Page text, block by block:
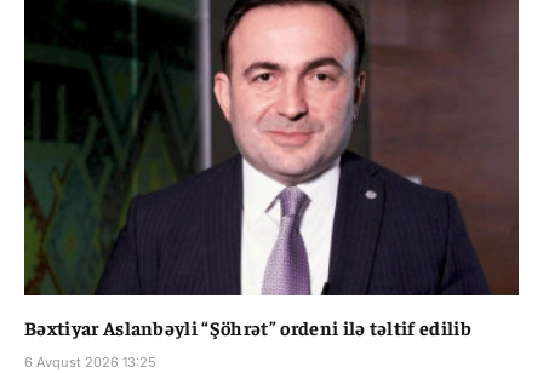
Bəxtiyar Aslanbəyli “Şöhrət” ordeni ilə təltif edilib
6 Avqust 2026 13:25